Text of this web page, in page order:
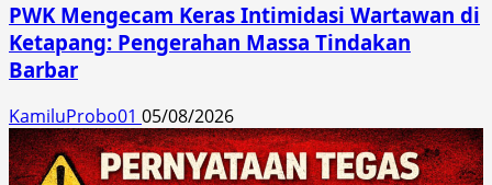
PWK Mengecam Keras Intimidasi Wartawan di
Ketapang: Pengerahan Massa Tindakan
Barbar
KamiluProbo01 05/08/2026